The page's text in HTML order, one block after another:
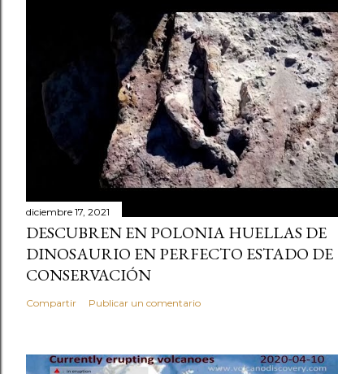
diciembre 17, 2021
DESCUBREN EN POLONIA HUELLAS DE
DINOSAURIO EN PERFECTO ESTADO DE
CONSERVACIÓN
Compartir Publicar un comentario